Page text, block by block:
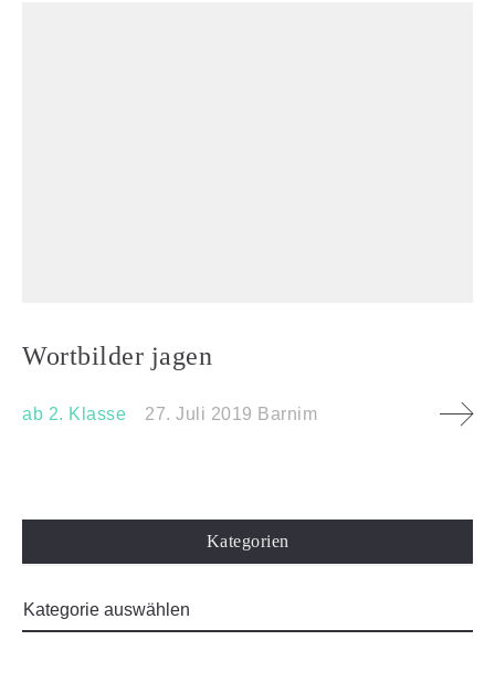
Wortbilder jagen
ab 2. Klasse 27. Juli 2019 Barnim
Kategorien